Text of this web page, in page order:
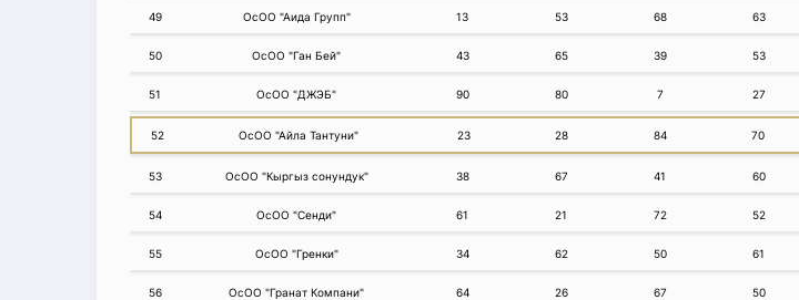
49 ОсОО "Аида Групп" 13 53 68 63
50 ОсОО "Ган Бей" 43 65 39 53
51 ОсОО "ДЖЭБ" 90 80 7 27
52 ОсОО "Айла Тантуни" 23 28 84 70
53 ОсОО "Кыргыз сонундук" 38 67 41 60
54 ОсОО "Сенди" 61 21 72 52
55 ОсОО "Гренки" 34 62 50 61
56 ОсОО "Гранат Компани" 64 26 67 50